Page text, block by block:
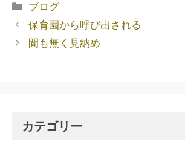
ブログ
保育園から呼び出される
間も無く見納め
カテゴリー